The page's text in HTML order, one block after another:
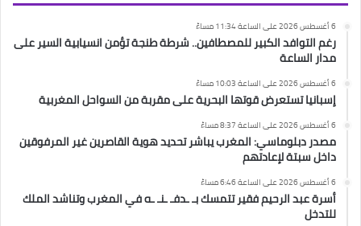
6 أغسطس 2026 على الساعة 11:34 مساءً
رغم التوافد الكبير للمصطافين.. شرطة طنجة تؤمن انسيابية السير على
مدار الساعة
6 أغسطس 2026 على الساعة 10:03 مساءً
إسبانيا تستعرض قوتها البحرية على مقربة من السواحل المغربية
6 أغسطس 2026 على الساعة 8:37 مساءً
مصدر دبلوماسي: المغرب يباشر تحديد هوية القاصرين غير المرفوقين
داخل سبتة لإعادتهم
6 أغسطس 2026 على الساعة 6:46 مساءً
أسرة عبد الرحيم فقير تتمسك بـ ـدفـ ـنـ ـه في المغرب وتناشد الملك
للتدخل